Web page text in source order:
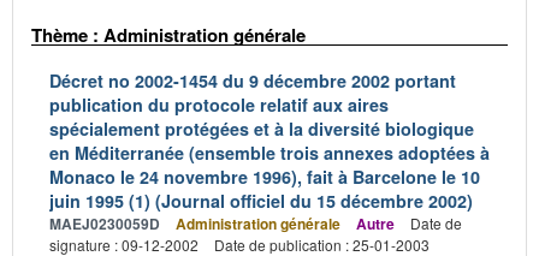
Thème : Administration générale
Décret no 2002-1454 du 9 décembre 2002 portant
publication du protocole relatif aux aires
spécialement protégées et à la diversité biologique
en Méditerranée (ensemble trois annexes adoptées à
Monaco le 24 novembre 1996), fait à Barcelone le 10
juin 1995 (1) (Journal officiel du 15 décembre 2002)
MAEJ0230059D Administration générale Autre
Date de
signature : 09-12-2002
Date de publication : 25-01-2003